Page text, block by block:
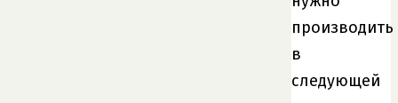
производить
в
следующей